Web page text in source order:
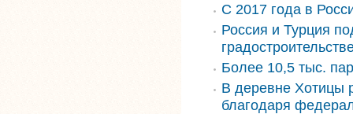
С 2017 года в
Россия и Турция
Более 10,5 тыс.
В деревне Хотицы
благодаря